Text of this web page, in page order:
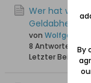
Wer hat
Geldabheben
von Wolfgang
8 Antworten
Letzter Beitrag
By